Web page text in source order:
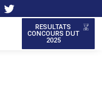
RESULTATS
CONCOURS DUT
2025